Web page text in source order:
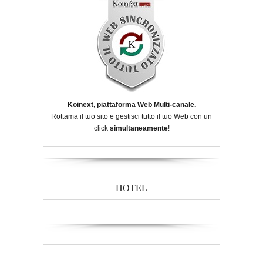
Koinext, piattaforma Web Multi-canale.
Rottama il tuo sito e gestisci tutto il tuo Web con un
click simultaneamente!
HOTEL